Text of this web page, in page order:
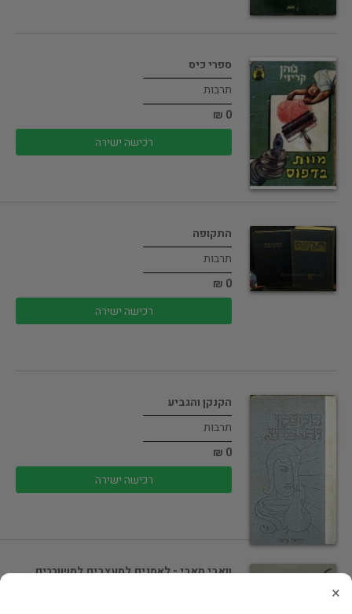
ספרי כיס
תרבות
0 ₪
רכישה ישירה
התקופה
תרבות
0 ₪
רכישה ישירה
הקנקן והגביע
תרבות
0 ₪
רכישה ישירה
וואבי סאבי - לאמנים,למעצבים,למשוררים
×